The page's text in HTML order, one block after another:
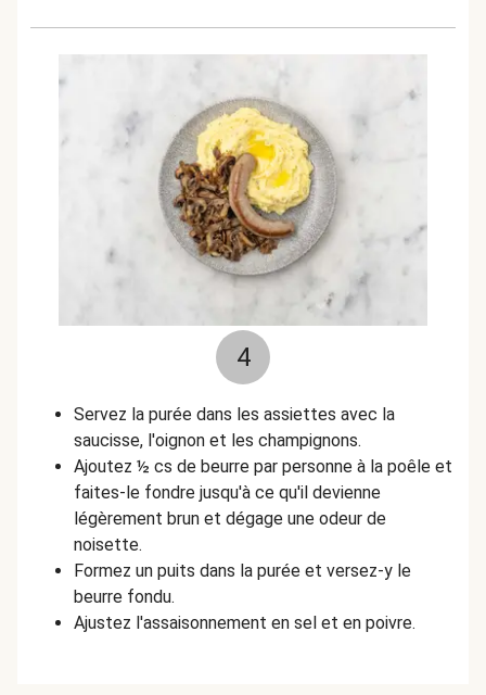
4
Servez la purée dans les assiettes avec la
saucisse, l'oignon et les champignons.
Ajoutez ½ cs de beurre par personne à la poêle et
faites-le fondre jusqu'à ce qu'il devienne
légèrement brun et dégage une odeur de
noisette.
Formez un puits dans la purée et versez-y le
beurre fondu.
Ajustez l'assaisonnement en sel et en poivre.